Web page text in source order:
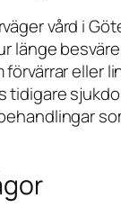
vård i
länge
eller
tidigare